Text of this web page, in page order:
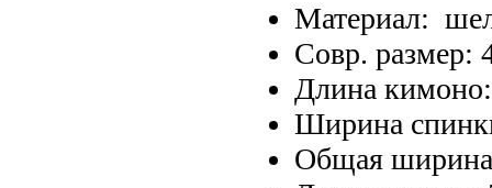
Материал:
Совр. размер:
Длина
Ширина
Общая